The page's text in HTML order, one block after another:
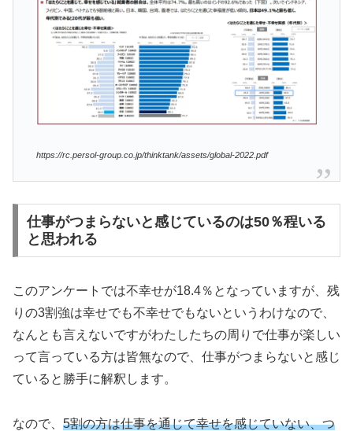
https://rc.persol-group.co.jp/thinktank/assets/global-2022.pdf
仕事がつまらないと感じているのは50％程いる
と思われる
このアンケートでは不幸せが18.4％となっていますが、残
りの3割強は幸せでも不幸せでもないというわけなので、
なんとも言えないですがわたしたちの周りで仕事が楽しい
って言っている方は皆無なので、仕事がつまらないと感じ
ていると勝手に解釈します。
なので、 5割の方は仕事を通じて幸せを感じていない、つ